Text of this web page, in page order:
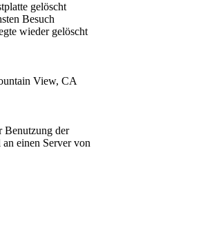
gelöscht
Besuch
wieder gelöscht
View, CA
Benutzung der
einen Server von